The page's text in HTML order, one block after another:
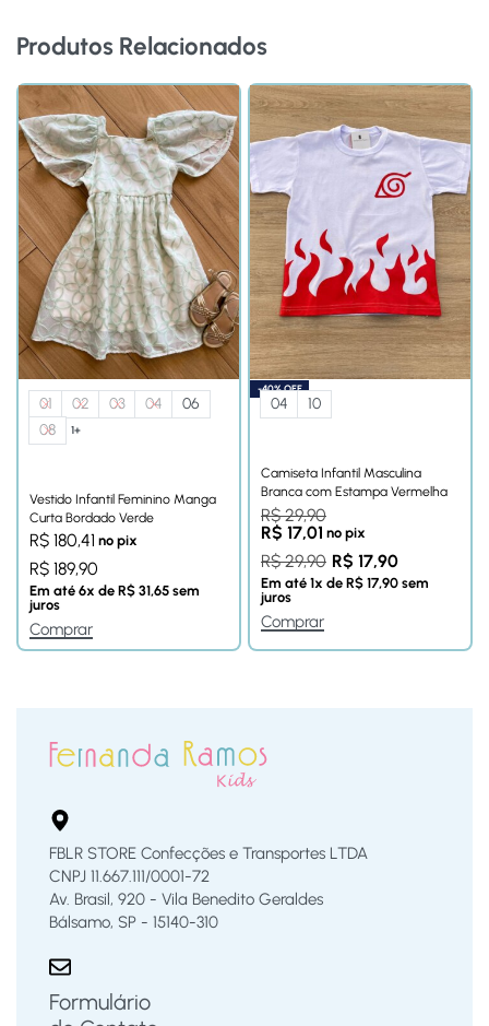
Produtos Relacionados
01 02 03 04
06
08
1+
Vestido Infantil Feminino Manga
Curta Bordado Verde
R$ 180,41 no pix
R$ 189,90
Em até 6x de R$ 31,65 sem
juros
Comprar
-40% OFF
04 10
Camiseta Infantil Masculina
Branca com Estampa Vermelha
R$29,90
R$ 17,01 no pix
R$29,90 R$ 17,90
Em até 1x de R$ 17,90 sem
juros
Comprar
FBLR STORE Confecções e Transportes LTDA
CNPJ 11.667.111/0001-72
Av. Brasil, 920 - Vila Benedito Geraldes
Bálsamo, SP - 15140-310
Formulário